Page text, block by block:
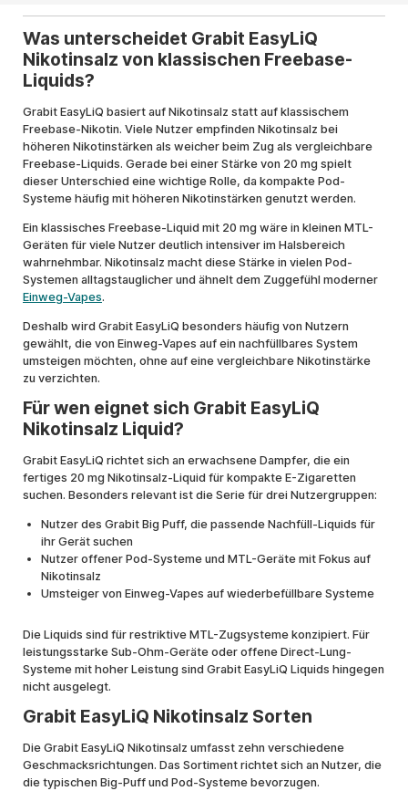
Was unterscheidet Grabit EasyLiQ
Nikotinsalz von klassischen Freebase-
Liquids?
Grabit EasyLiQ basiert auf Nikotinsalz statt auf klassischem
Freebase-Nikotin. Viele Nutzer empfinden Nikotinsalz bei
höheren Nikotinstärken als weicher beim Zug als vergleichbare
Freebase-Liquids. Gerade bei einer Stärke von 20 mg spielt
dieser Unterschied eine wichtige Rolle, da kompakte Pod-
Systeme häufig mit höheren Nikotinstärken genutzt werden.
Ein klassisches Freebase-Liquid mit 20 mg wäre in kleinen MTL-
Geräten für viele Nutzer deutlich intensiver im Halsbereich
wahrnehmbar. Nikotinsalz macht diese Stärke in vielen Pod-
Systemen alltagstauglicher und ähnelt dem Zuggefühl moderner
Einweg-Vapes.
Deshalb wird Grabit EasyLiQ besonders häufig von Nutzern
gewählt, die von Einweg-Vapes auf ein nachfüllbares System
umsteigen möchten, ohne auf eine vergleichbare Nikotinstärke
zu verzichten.
Für wen eignet sich Grabit EasyLiQ
Nikotinsalz Liquid?
Grabit EasyLiQ richtet sich an erwachsene Dampfer, die ein
fertiges 20 mg Nikotinsalz-Liquid für kompakte E-Zigaretten
suchen. Besonders relevant ist die Serie für drei Nutzergruppen:
Nutzer des Grabit Big Puff, die passende Nachfüll-Liquids für
ihr Gerät suchen
Nutzer offener Pod-Systeme und MTL-Geräte mit Fokus auf
Nikotinsalz
Umsteiger von Einweg-Vapes auf wiederbefüllbare Systeme
Die Liquids sind für restriktive MTL-Zugsysteme konzipiert. Für
leistungsstarke Sub-Ohm-Geräte oder offene Direct-Lung-
Systeme mit hoher Leistung sind Grabit EasyLiQ Liquids hingegen
nicht ausgelegt.
Grabit EasyLiQ Nikotinsalz Sorten
Die Grabit EasyLiQ Nikotinsalz umfasst zehn verschiedene
Geschmacksrichtungen. Das Sortiment richtet sich an Nutzer, die
die typischen Big-Puff und Pod-Systeme bevorzugen.